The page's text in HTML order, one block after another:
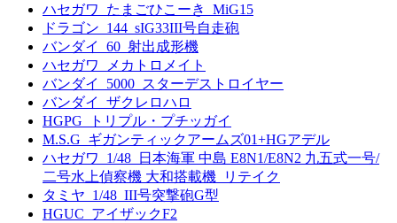
ハセガワ_たまごひこーき_MiG15
ドラゴン_144_sIG33III号自走砲
バンダイ_60_射出成形機
ハセガワ_メカトロメイト
バンダイ_5000_スターデストロイヤー
バンダイ_ザクレロハロ
HGPG_トリプル・プチッガイ
M.S.G_ギガンティックアームズ01+HGアデル
ハセガワ_1/48_日本海軍 中島 E8N1/E8N2 九五式一号/
二号水上偵察機 大和搭載機_リテイク
タミヤ_1/48_III号突撃砲G型
HGUC_アイザックF2